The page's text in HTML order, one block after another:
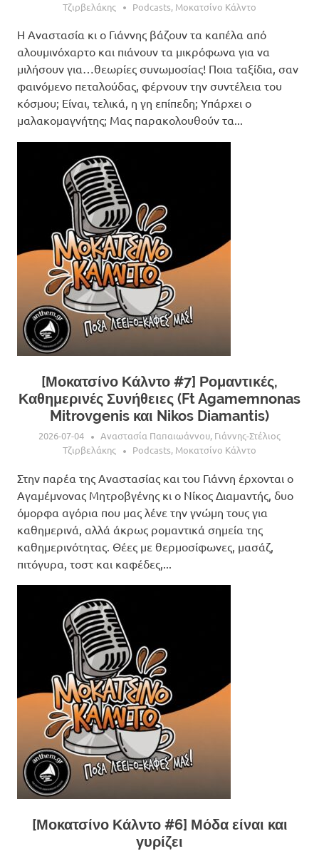
Τζιρβελάκης
Podcasts, Μοκατσίνο Κάλντο
Η Αναστασία κι ο Γιάννης βάζουν τα καπέλα από
αλουμινόχαρτο και πιάνουν τα μικρόφωνα για να
μιλήσουν για…θεωρίες συνωμοσίας! Ποια ταξίδια, σαν
φαινόμενο πεταλούδας, φέρνουν την συντέλεια του
κόσμου; Είναι, τελικά, η γη επίπεδη; Υπάρχει ο
μαλακομαγνήτης; Μας παρακολουθούν τα...
[Μοκατσίνο Κάλντο #7] Ρομαντικές,
Καθημερινές Συνήθειες (Ft Agamemnonas
Mitrovgenis και Nikos Diamantis)
2026-07-04 Αναστασία Παπαιωάννου, Γιάννης-Στέλιος
Τζιρβελάκης
Podcasts, Μοκατσίνο Κάλντο
Στην παρέα της Αναστασίας και του Γιάννη έρχονται ο
Αγαμέμνονας Μητροβγένης κι ο Νίκος Διαμαντής, δυο
όμορφα αγόρια που μας λένε την γνώμη τους για
καθημερινά, αλλά άκρως ρομαντικά σημεία της
καθημερινότητας. Θέες με θερμοσίφωνες, μασάζ,
πιτόγυρα, τοστ και καφέδες,...
[Μοκατσίνο Κάλντο #6] Μόδα είναι και
γυρίζει